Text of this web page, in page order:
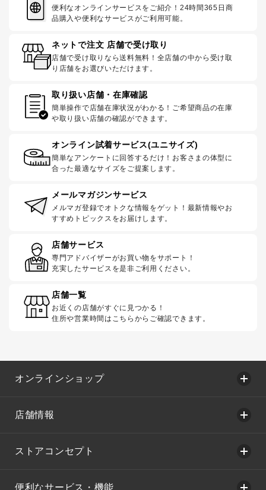
便利なオンラインサービスをご紹介！24時間365日商
品購入や便利なサービスがご利用可能。
ネットで注文 店舗で受け取り
店舗で受け取りなら送料無料！全店舗の中から受け取
り店舗をお選びいただけます。
取り扱い店舗・在庫確認
簡単操作で店舗在庫状況がわかる！ご希望商品の在庫
や取り扱い店舗の確認ができます。
オンライン試着サービス(ユニサイズ)
簡単なアンケートに回答するだけ！お客さまの体型に
合った最適なサイズをご提案します。
メールマガジンサービス
メルマガ登録でオトクな情報をゲット！最新情報やお
すすめトピックスをお届けします。
店舗サービス
専門アドバイザーがお買い物をサポート！
充実したサービスを是非ご利用ください。
店舗一覧
お近くの店舗がすぐに見つかる！
住所や営業時間はこちらからご確認できます。
オンラインショップ
店舗情報
ストアコンセプト
便利なサービス・機能